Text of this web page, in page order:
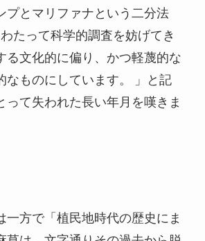
プとマリファナという二分法
たって科学的調査を妨げてき
る文化的に偏り、かつ軽蔑的な
なものにしています。 」と記
って失われた長い年月を嘆きま
一方で「植民地時代の歴史にま